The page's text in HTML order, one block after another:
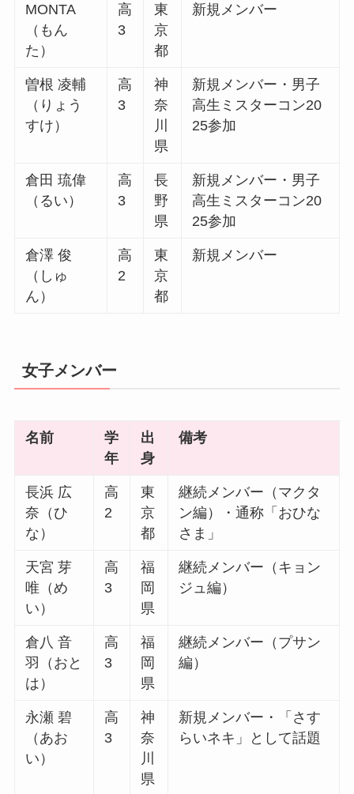
MONTA
（もん
た）
高
3
東
京
都
新規メンバー
曽根 凌輔
（りょう
すけ）
高
3
神
奈
川
県
新規メンバー・男子
高生ミスターコン20
25参加
倉田 琉偉
（るい）
高
3
長
野
県
新規メンバー・男子
高生ミスターコン20
25参加
倉澤 俊
（しゅ
ん）
高
2
東
京
都
新規メンバー
女子メンバー
名前
学
年
出
身
備考
長浜 広
奈（ひ
な）
高
2
東
京
都
継続メンバー（マクタ
ン編）・通称「おひな
さま」
天宮 芽
唯（め
い）
高
3
福
岡
県
継続メンバー（キョン
ジュ編）
倉八 音
羽（おと
は）
高
3
福
岡
県
継続メンバー（プサン
編）
永瀬 碧
（あお
い）
高
3
神
奈
川
県
新規メンバー・「さす
らいネキ」として話題